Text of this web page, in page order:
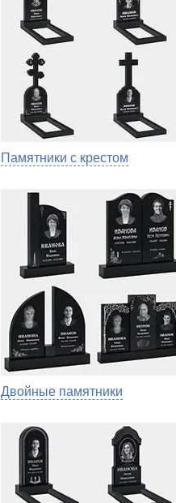
Памятники с крестом
Двойные памятники